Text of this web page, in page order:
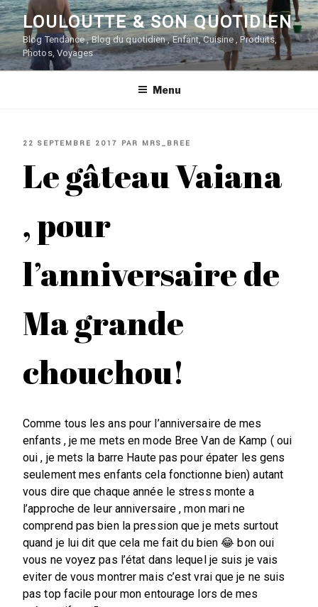
Aller
au
contenu
principal
LOULOUTTE & SON QUOTIDIEN
Blog Tendance , Blog du quotidien , Enfant, Cuisine , Produits,
Photos, Voyages
Menu
PUBLIÉ
22 SEPTEMBRE 2017 PAR MRS_BREE
Le gâteau Vaiana
, pour
l’anniversaire de
Ma grande
chouchou!
Comme tous les ans pour l’anniversaire de mes
enfants , je me mets en mode Bree Van de Kamp ( oui
oui , je mets la barre Haute pas pour épater les gens
seulement mes enfants cela fonctionne bien) autant
vous dire que chaque année le stress monte a
l’approche de leur anniversaire , mon mari ne
comprend pas bien la pression que je mets surtout
quand je lui dit que cela me fait du bien 😂 bon oui
vous ne voyez pas l’état dans lequel je suis je vais
eviter de vous montrer mais c’est vrai que je ne suis
pas top facile pour mon entourage lors de mes